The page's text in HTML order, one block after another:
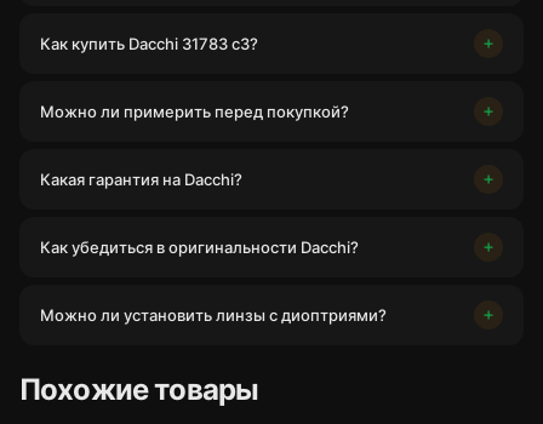
Как купить Dacchi 31783 c3?
Можно ли примерить перед покупкой?
Какая гарантия на Dacchi?
Как убедиться в оригинальности Dacchi?
Можно ли установить линзы с диоптриями?
Похожие товары